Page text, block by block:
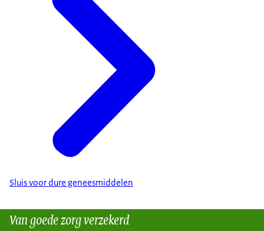
Sluis voor dure geneesmiddelen
Van goede zorg verzekerd